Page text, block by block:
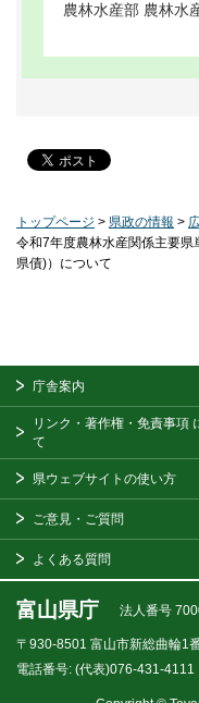
農林水産部 農林水
トップページ > 県政の情報 >
令和7年度農林水産関係主要
県債)）について
庁舎案内
リンク・著作権・免責事項
て
県ウェブサイトの使い方
ご意見・ご質問
よくある質問
富山県庁 法人番号
〒930-8501 富山市新総曲輪1
電話番号: (代表)076-431-4111